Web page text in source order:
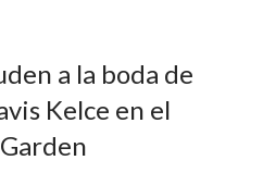
a la boda de
Kelce en el